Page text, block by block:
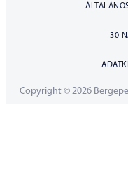
30
Copyright © 2026